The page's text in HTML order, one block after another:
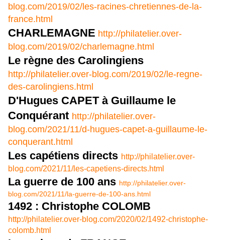
blog.com/2019/02/les-racines-chretiennes-de-la-
france.html
CHARLEMAGNE http://philatelier.over-
blog.com/2019/02/charlemagne.html
Le règne des Carolingiens
http://philatelier.over-blog.com/2019/02/le-regne-
des-carolingiens.html
D'Hugues CAPET à Guillaume le
Conquérant http://philatelier.over-
blog.com/2021/11/d-hugues-capet-a-guillaume-le-
conquerant.html
Les capétiens directs http://philatelier.over-
blog.com/2021/11/les-capetiens-directs.html
La guerre de 100 ans http://philatelier.over-
blog.com/2021/11/la-guerre-de-100-ans.html
1492 : Christophe COLOMB
http://philatelier.over-blog.com/2020/02/1492-christophe-
colomb.html